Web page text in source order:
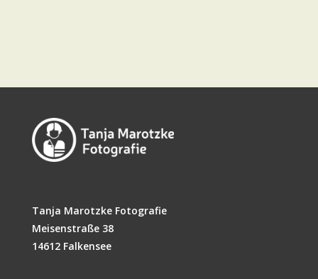
Tanja Marotzke Fotografie
Meisenstraße 38
14612 Falkensee